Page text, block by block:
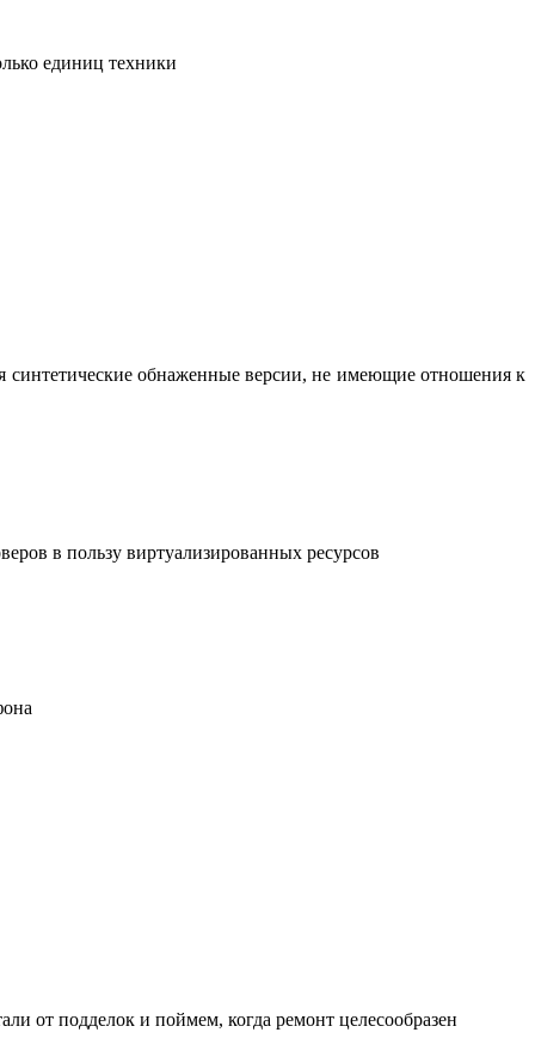
единиц техники
синтетические обнаженные версии, не имеющие отношения к
в пользу виртуализированных ресурсов
от подделок и поймем, когда ремонт целесообразен